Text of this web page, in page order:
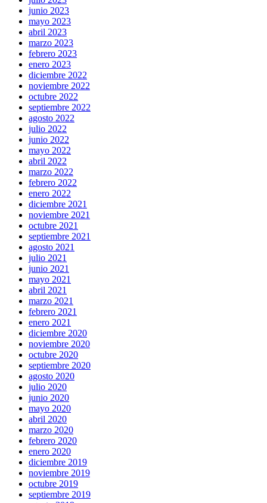
junio 2023
mayo 2023
abril 2023
marzo 2023
febrero 2023
enero 2023
diciembre 2022
noviembre 2022
octubre 2022
septiembre 2022
agosto 2022
julio 2022
junio 2022
mayo 2022
abril 2022
marzo 2022
febrero 2022
enero 2022
diciembre 2021
noviembre 2021
octubre 2021
septiembre 2021
agosto 2021
julio 2021
junio 2021
mayo 2021
abril 2021
marzo 2021
febrero 2021
enero 2021
diciembre 2020
noviembre 2020
octubre 2020
septiembre 2020
agosto 2020
julio 2020
junio 2020
mayo 2020
abril 2020
marzo 2020
febrero 2020
enero 2020
diciembre 2019
noviembre 2019
octubre 2019
septiembre 2019